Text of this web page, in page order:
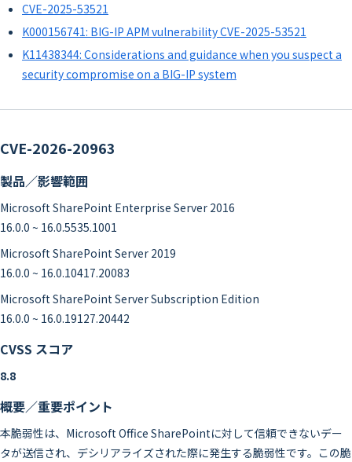
CVE-2025-53521
K000156741: BIG-IP APM vulnerability CVE-2025-53521
K11438344: Considerations and guidance when you suspect a
security compromise on a BIG-IP system
CVE-2026-20963
製品／影響範囲
Microsoft SharePoint Enterprise Server 2016
16.0.0 ~ 16.0.5535.1001
Microsoft SharePoint Server 2019
16.0.0 ~ 16.0.10417.20083
Microsoft SharePoint Server Subscription Edition
16.0.0 ~ 16.0.19127.20442
CVSS スコア
8.8
概要／重要ポイント
本脆弱性は、Microsoft Office SharePointに対して信頼できないデー
タが送信され、デシリアライズされた際に発生する脆弱性です。この脆